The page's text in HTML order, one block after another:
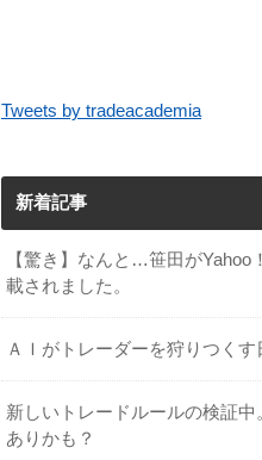
Tweets by tradeacademia
新着記事
【驚き】なんと…笹田がYahoo
載されました。
ＡＩがトレーダーを狩りつくす
新しいトレードルールの検証中
ありかも？